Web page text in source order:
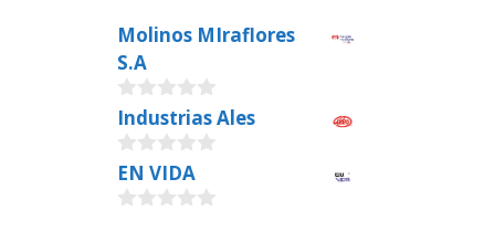
Molinos MIraflores
S.A
0
o
u
t
o
f
Industrias Ales
0
o
u
EN VIDA